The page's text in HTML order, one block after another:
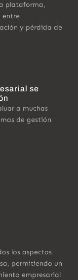
plataforma,
entre
y pérdida de
se
a muchas
de gestión
los aspectos
permitiendo un
empresarial